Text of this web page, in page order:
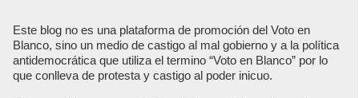
Este blog no es una plataforma de promoción del Voto en
Blanco, sino un medio de castigo al mal gobierno y a la política
antidemocrática que utiliza el termino “Voto en Blanco” por lo
que conlleva de protesta y castigo al poder inicuo.